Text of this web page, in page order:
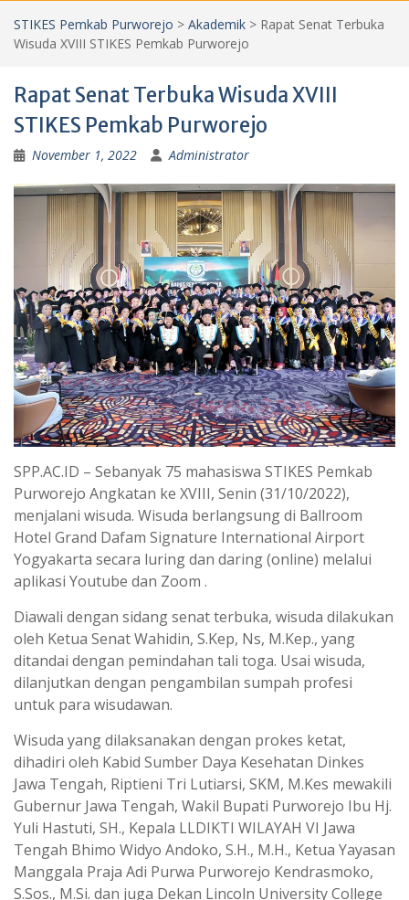
STIKES Pemkab Purworejo > Akademik > Rapat Senat Terbuka
Wisuda XVIII STIKES Pemkab Purworejo
Rapat Senat Terbuka Wisuda XVIII
STIKES Pemkab Purworejo
November 1, 2022 Administrator
SPP.AC.ID – Sebanyak 75 mahasiswa STIKES Pemkab
Purworejo Angkatan ke XVIII, Senin (31/10/2022),
menjalani wisuda. Wisuda berlangsung di Ballroom
Hotel Grand Dafam Signature International Airport
Yogyakarta secara luring dan daring (online) melalui
aplikasi Youtube dan Zoom .
Diawali dengan sidang senat terbuka, wisuda dilakukan
oleh Ketua Senat Wahidin, S.Kep, Ns, M.Kep., yang
ditandai dengan pemindahan tali toga. Usai wisuda,
dilanjutkan dengan pengambilan sumpah profesi
untuk para wisudawan.
Wisuda yang dilaksanakan dengan prokes ketat,
dihadiri oleh Kabid Sumber Daya Kesehatan Dinkes
Jawa Tengah, Riptieni Tri Lutiarsi, SKM, M.Kes mewakili
Gubernur Jawa Tengah, Wakil Bupati Purworejo Ibu Hj.
Yuli Hastuti, SH., Kepala LLDIKTI WILAYAH VI Jawa
Tengah Bhimo Widyo Andoko, S.H., M.H., Ketua Yayasan
Manggala Praja Adi Purwa Purworejo Kendrasmoko,
S.Sos., M.Si. dan juga Dekan Lincoln University College